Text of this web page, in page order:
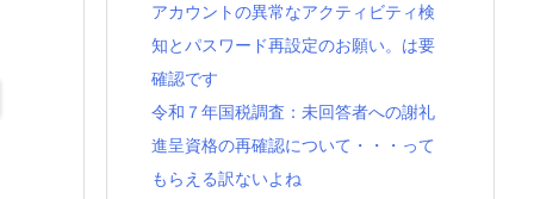
アカウントの異常なアクティビティ検
知とパスワード再設定のお願い。は要
確認です
令和７年国税調査：未回答者への謝礼
進呈資格の再確認について・・・って
もらえる訳ないよね